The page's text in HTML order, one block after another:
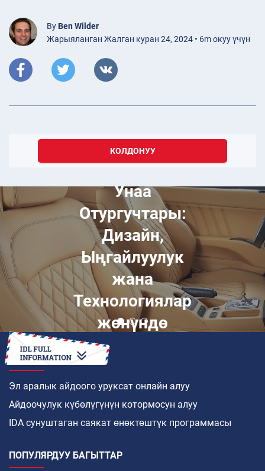
By Ben Wilder
Жарыяланган Жалган куран 24, 2024 • 6m окуу үчүн
КОЛДОНУУ
Унаа
Отургучтары:
Дизайн,
Ыңгайлуулук
жана
Технологиялар
жөнүндө
Кеңири Обзор
КАНТИП
Эл аралык айдоого уруксат онлайн алуу
Айдоочулук күбөлүгүнүн котормосун алуу
IDA сунуштаган саякат өнөктөштүк программасы
ПОПУЛЯРДУУ БАГЫТТАР